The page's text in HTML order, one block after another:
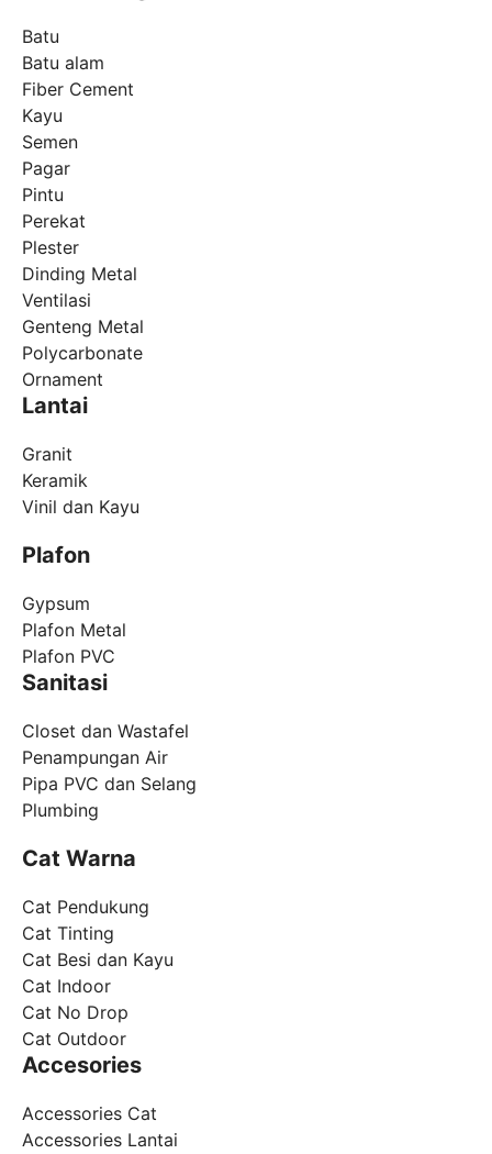
Batu
Batu alam
Fiber Cement
Kayu
Semen
Pagar
Pintu
Perekat
Plester
Dinding Metal
Ventilasi
Genteng Metal
Polycarbonate
Ornament
Lantai
Granit
Keramik
Vinil dan Kayu
Plafon
Gypsum
Plafon Metal
Plafon PVC
Sanitasi
Closet dan Wastafel
Penampungan Air
Pipa PVC dan Selang
Plumbing
Cat Warna
Cat Pendukung
Cat Tinting
Cat Besi dan Kayu
Cat Indoor
Cat No Drop
Cat Outdoor
Accesories
Accessories Cat
Accessories Lantai